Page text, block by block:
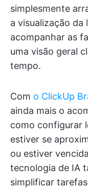
simplesmente
a visualização da
acompanhar as
uma visão geral
tempo.
Com o ClickUp
ainda mais o
como configurar
estiver se
ou estiver
tecnologia de IA
simplificar